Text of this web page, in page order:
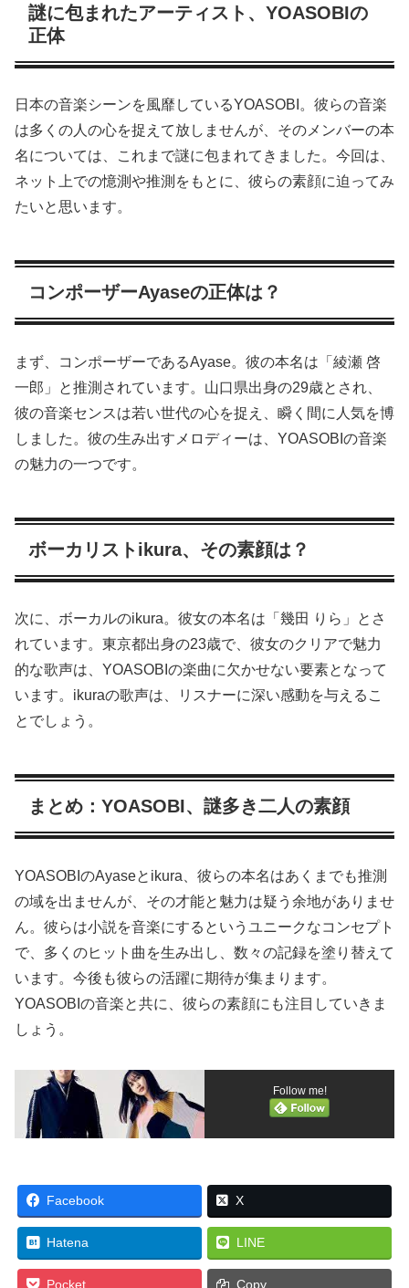
謎に包まれたアーティスト、YOASOBIの
正体
日本の音楽シーンを風靡しているYOASOBI。彼らの音楽
は多くの人の心を捉えて放しませんが、そのメンバーの本
名については、これまで謎に包まれてきました。今回は、
ネット上での憶測や推測をもとに、彼らの素顔に迫ってみ
たいと思います。
コンポーザーAyaseの正体は？
まず、コンポーザーであるAyase。彼の本名は「綾瀬 啓
一郎」と推測されています。山口県出身の29歳とされ、
彼の音楽センスは若い世代の心を捉え、瞬く間に人気を博
しました。彼の生み出すメロディーは、YOASOBIの音楽
の魅力の一つです。
ボーカリストikura、その素顔は？
次に、ボーカルのikura。彼女の本名は「幾田 りら」とさ
れています。東京都出身の23歳で、彼女のクリアで魅力
的な歌声は、YOASOBIの楽曲に欠かせない要素となって
います。ikuraの歌声は、リスナーに深い感動を与えるこ
とでしょう。
まとめ：YOASOBI、謎多き二人の素顔
YOASOBIのAyaseとikura、彼らの本名はあくまでも推測
の域を出ませんが、その才能と魅力は疑う余地がありませ
ん。彼らは小説を音楽にするというユニークなコンセプト
で、多くのヒット曲を生み出し、数々の記録を塗り替えて
います。今後も彼らの活躍に期待が集まります。
YOASOBIの音楽と共に、彼らの素顔にも注目していきま
しょう。
Follow me!
Facebook X
Hatena LINE
Pocket Copy